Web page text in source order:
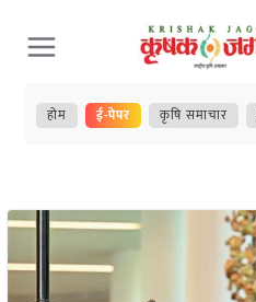
Skip
to
content
होम ई-पेपर कृषि समाचार